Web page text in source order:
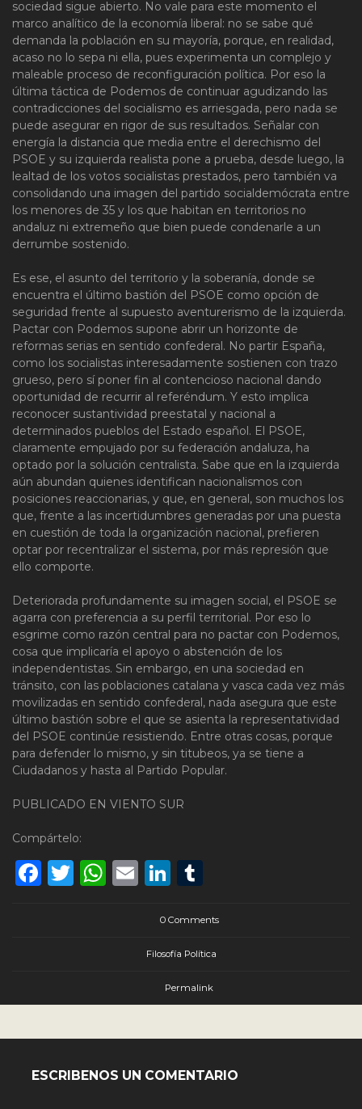
sociedad sigue abierto. No vale para este momento el
marco analítico de la economía liberal: no se sabe qué
demanda la población en su mayoría, porque, en realidad,
acaso no lo sepa ni ella, pues experimenta un complejo y
maleable proceso de reconfiguración política. Por eso la
última táctica de Podemos de continuar agudizando las
contradicciones del socialismo es arriesgada, pero nada se
puede asegurar en rigor de sus resultados. Señalar con
energía la distancia que media entre el derechismo del
PSOE y su izquierda realista pone a prueba, desde luego, la
lealtad de los votos socialistas prestados, pero también va
consolidando una imagen del partido socialdemócrata entre
los menores de 35 y los que habitan en territorios no
andaluz ni extremeño que bien puede condenarle a un
derrumbe sostenido.
Es ese, el asunto del territorio y la soberanía, donde se
encuentra el último bastión del PSOE como opción de
seguridad frente al supuesto aventurerismo de la izquierda.
Pactar con Podemos supone abrir un horizonte de
reformas serias en sentido confederal. No partir España,
como los socialistas interesadamente sostienen con trazo
grueso, pero sí poner fin al contencioso nacional dando
oportunidad de recurrir al referéndum. Y esto implica
reconocer sustantividad preestatal y nacional a
determinados pueblos del Estado español. El PSOE,
claramente empujado por su federación andaluza, ha
optado por la solución centralista. Sabe que en la izquierda
aún abundan quienes identifican nacionalismos con
posiciones reaccionarias, y que, en general, son muchos los
que, frente a las incertidumbres generadas por una puesta
en cuestión de toda la organización nacional, prefieren
optar por recentralizar el sistema, por más represión que
ello comporte.
Deteriorada profundamente su imagen social, el PSOE se
agarra con preferencia a su perfil territorial. Por eso lo
esgrime como razón central para no pactar con Podemos,
cosa que implicaría el apoyo o abstención de los
independentistas. Sin embargo, en una sociedad en
tránsito, con las poblaciones catalana y vasca cada vez más
movilizadas en sentido confederal, nada asegura que este
último bastión sobre el que se asienta la representatividad
del PSOE continúe resistiendo. Entre otras cosas, porque
para defender lo mismo, y sin titubeos, ya se tiene a
Ciudadanos y hasta al Partido Popular.
PUBLICADO EN VIENTO SUR
Compártelo:
Facebook
Twitter
WhatsApp
EmailLinkedIn
0 Comments
Filosofía Política
Permalink
ESCRIBENOS UN COMENTARIO